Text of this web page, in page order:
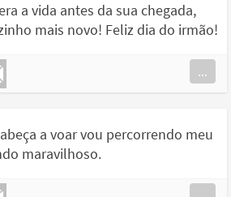
a vida antes da sua chegada,
mais novo! Feliz dia do irmão!
...
a voar vou percorrendo meu
maravilhoso.